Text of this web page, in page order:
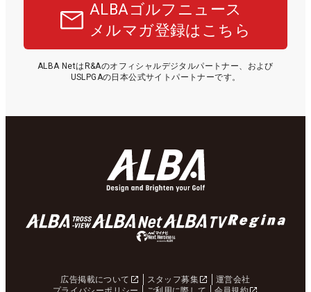
ALBAゴルフニュース
メルマガ登録はこちら
ALBA NetはR&Aのオフィシャルデジタルパートナー、および
USLPGAの日本公式サイトパートナーです。
広告掲載について スタッフ募集
運営会社